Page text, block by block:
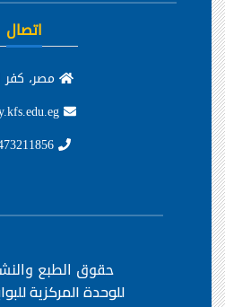
اتصال
مصر، كفر
حقوق الطبع
للوحدة المركزية